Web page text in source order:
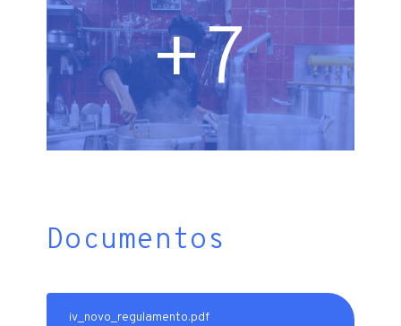
+7
Documentos
iv_novo_regulamento.pdf